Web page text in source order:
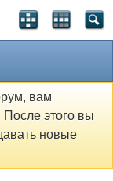
вам
После этого вы
новые